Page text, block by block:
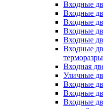
Входные
Входные
Входные
Входные
Входные
Входные
Входная
Уличные
Входные
Входные
Входные